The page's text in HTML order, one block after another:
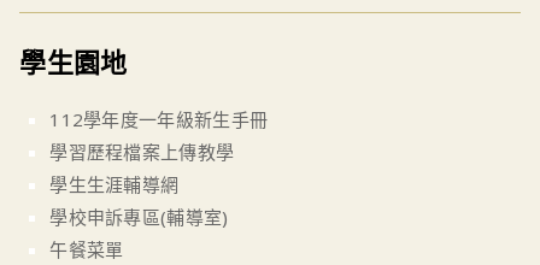
學生園地
112學年度一年級新生手冊
學習歷程檔案上傳教學
學生生涯輔導網
學校申訴專區(輔導室)
午餐菜單